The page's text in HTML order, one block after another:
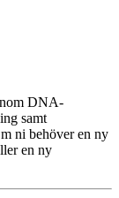
DNA-
samt
ni behöver en ny
en ny